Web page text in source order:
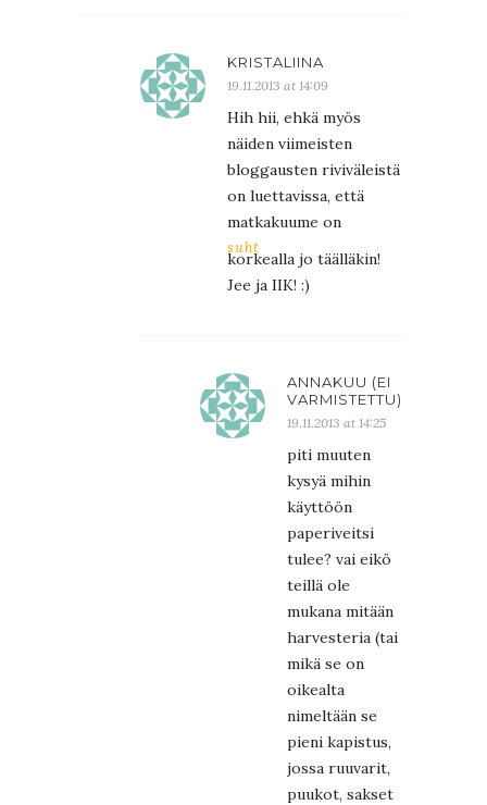
KRISTALIINA
19.11.2013 at 14:09
Hih hii, ehkä myös
näiden viimeisten
bloggausten riviväleistä
on luettavissa, että
matkakuume on
suht
korkealla jo täälläkin!
Jee ja IIK! :)
ANNAKUU (EI
VARMISTETTU)
19.11.2013 at 14:25
piti muuten
kysyä mihin
käyttöön
paperiveitsi
tulee? vai eikö
teillä ole
mukana mitään
harvesteria (tai
mikä se on
oikealta
nimeltään se
pieni kapistus,
jossa ruuvarit,
puukot, sakset